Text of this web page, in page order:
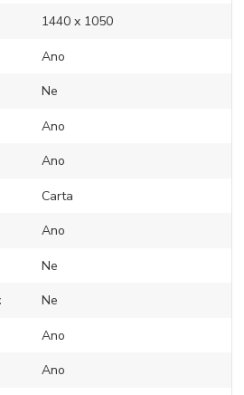
1440 x 1050
Ano
Ne
Ano
Ano
Carta
Ano
Ne
Ne
Ano
Ano